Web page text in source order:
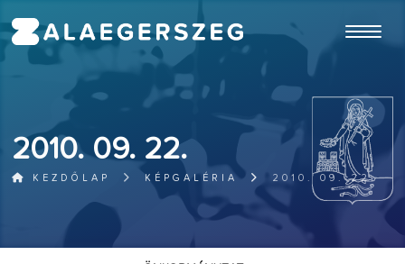
2010. 09. 22.
KEZDŐLAP KÉPGALÉRIA 2010. 09. 22.